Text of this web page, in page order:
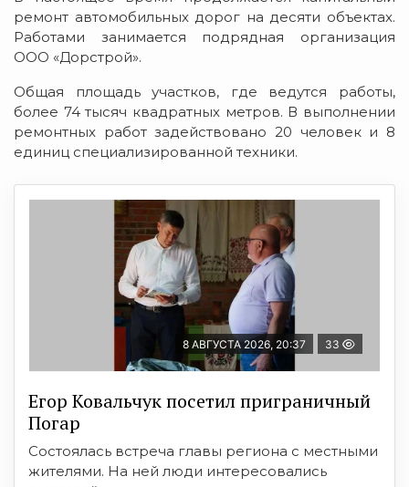
ремонт автомобильных дорог на десяти объектах.
Работами занимается подрядная организация
ООО «Дорстрой».
Общая площадь участков, где ведутся работы,
более 74 тысяч квадратных метров. В выполнении
ремонтных работ задействовано 20 человек и 8
единиц специализированной техники.
8 АВГУСТА 2026, 20:37 33
Егор Ковальчук посетил приграничный
Погар
Состоялась встреча главы региона с местными
жителями. На ней люди интересовались